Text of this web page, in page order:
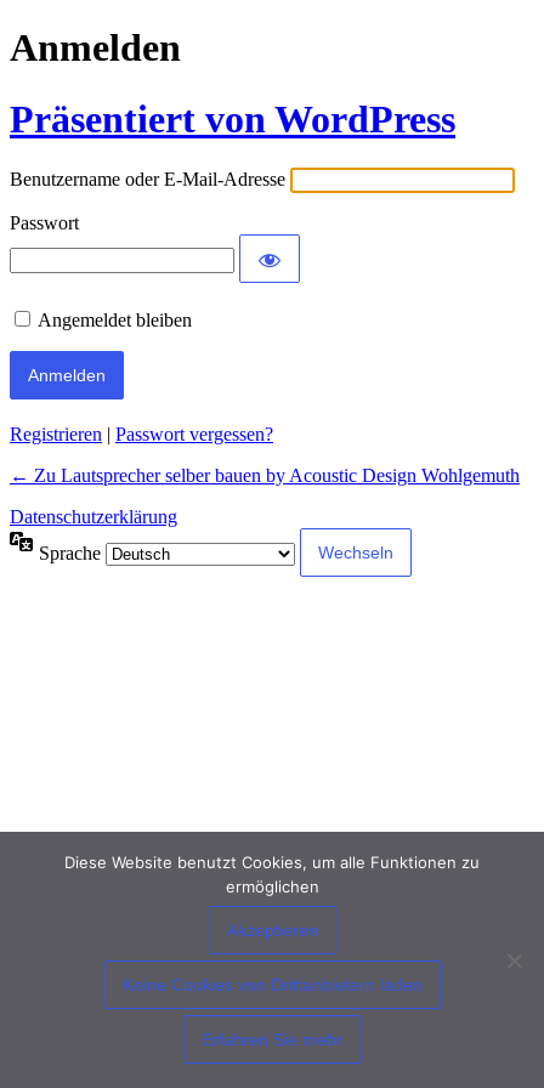
Anmelden
Präsentiert von WordPress
Benutzername oder E-Mail-Adresse
Passwort
Angemeldet bleiben
Alternative:
Registrieren | Passwort vergessen?
← Zu Lautsprecher selber bauen by Acoustic Design Wohlgemuth
Datenschutzerklärung
Sprache
Diese Website benutzt Cookies, um alle Funktionen zu
ermöglichen
Akzeptieren
Keine Cookies von Drittanbietern laden
Erfahren Sie mehr